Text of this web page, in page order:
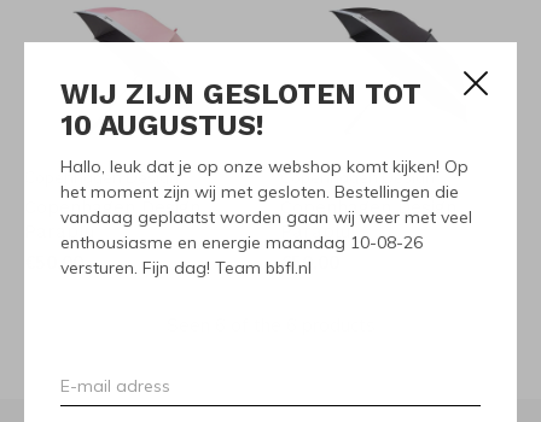
WIJ ZIJN GESLOTEN TOT
10 AUGUSTUS!
Hallo, leuk dat je op onze webshop komt kijken! Op
het moment zijn wij met gesloten. Bestellingen die
vandaag geplaatst worden gaan wij weer met veel
enthousiasme en energie maandag 10-08-26
versturen. Fijn dag! Team bbfl.nl
Copenhagen Design
Copenhagen Design
Paraplu
€50,00
Copenhagen Design
Copenhagen Design
Paraplu
€50,00